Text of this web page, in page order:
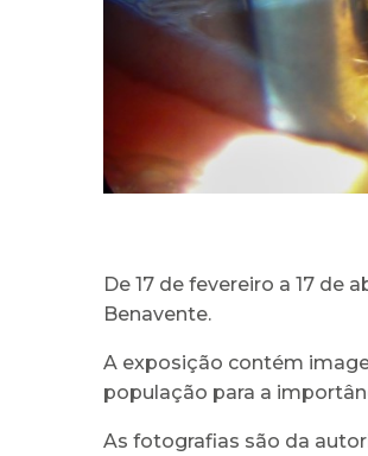
De 17 de fevereiro a 17 de
Benavente.
A exposição contém
população para a
As fotografias são da